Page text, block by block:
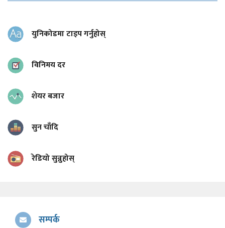
युनिकोडमा टाइप गर्नुहोस्
विनिमय दर
शेयर बजार
सुन चाँदि
रेडियो सुन्नुहोस्
सम्पर्क